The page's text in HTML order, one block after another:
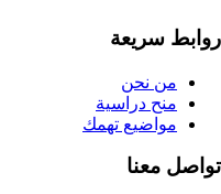
روابط سريعة
من نحن
منح دراسية
مواضيع تهمك
تواصل معنا